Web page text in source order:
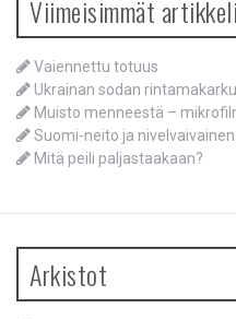
Viimeisimmät
Vaiennettu totuus
Ukrainan sodan
Muisto menneestä –
Suomi-neito ja
Mitä peili paljastaakaan?
Arkistot